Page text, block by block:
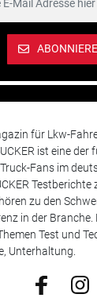
für Lkw-
ist eine
Fans im
Testberichte
zu den
in der Branche.
Test und
Unterhaltung.